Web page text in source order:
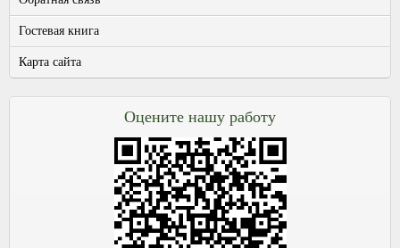
Гостевая книга
Карта сайта
Оцените нашу работу